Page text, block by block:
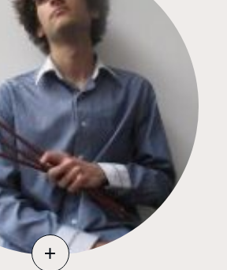
+